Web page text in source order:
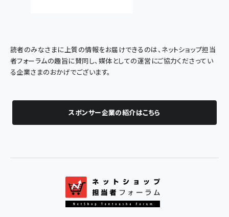
読者のみなさまに上質の情報をお届けできるのは、ネットショップ担当
者フォーラムの趣旨に賛同し、媒体としての運営にご協力くださってい
る企業さまのおかげでございます。
スポンサー企業の紹介はこちら